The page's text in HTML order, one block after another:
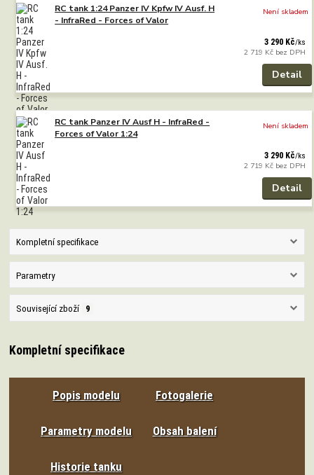
RC tank 1:24 Panzer IV Kpfw IV Ausf. H
- InfraRed - Forces of Valor
3 290 Kč/ks
2 719 Kč bez DPH
Není skladem
Detail
RC tank Panzer IV Ausf H - InfraRed -
Forces of Valor 1:24
3 290 Kč/ks
2 719 Kč bez DPH
Není skladem
Detail
Kompletní specifikace
Parametry
Související zboží 9
Kompletní specifikace
Popis modelu Fotogalerie
Parametry modelu Obsah balení
Historie tanku